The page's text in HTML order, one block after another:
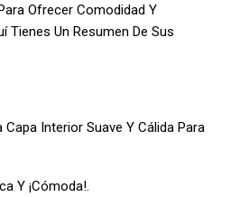
Ofrecer Comodidad Y
Tienes Un Resumen De Sus
Interior Suave Y Cálida Para
Y ¡Cómoda!.